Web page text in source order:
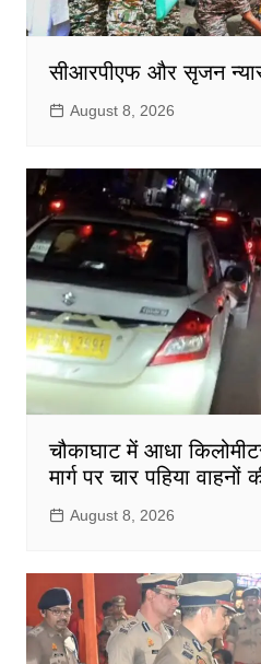
सीआरपीएफ और सृजन
August 8, 2026
चौकाघाट में आधा
मार्ग पर चार पहिया
August 8, 2026